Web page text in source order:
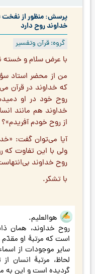
پرسش: منظور از نفخت
خداوند روح دارد
گروه: قرآن وتفسیر
با عرض سلام و خسته
من از محضر استاد
که خداوند در قرآن
روح خود در او
خداوند هم مانند
از روح خودم آفریدم»؟
آیا می‌توان گفت:
ولی با این تفاوت که
روح خداوند
با تشکر.
هوالعلیم.
روح خداوند، همان
است که مرتبۀ او
سایر موجودات از
لحاظ، مرتبۀ انسان
گردیده است و این به